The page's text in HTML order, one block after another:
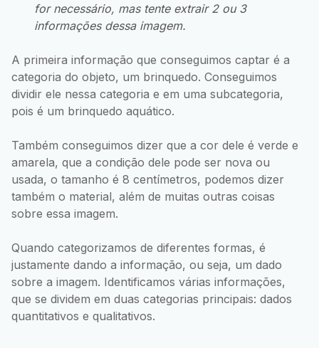
for necessário, mas tente extrair 2 ou 3
informações dessa imagem.
A primeira informação que conseguimos captar é a
categoria do objeto, um brinquedo. Conseguimos
dividir ele nessa categoria e em uma subcategoria,
pois é um brinquedo aquático.
Também conseguimos dizer que a cor dele é verde e
amarela, que a condição dele pode ser nova ou
usada, o tamanho é 8 centímetros, podemos dizer
também o material, além de muitas outras coisas
sobre essa imagem.
Quando categorizamos de diferentes formas, é
justamente dando a informação, ou seja, um dado
sobre a imagem. Identificamos várias informações,
que se dividem em duas categorias principais: dados
quantitativos e qualitativos.